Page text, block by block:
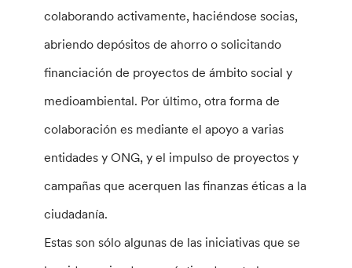
colaborando activamente, haciéndose socias,
abriendo depósitos de ahorro o solicitando
financiación de proyectos de ámbito social y
medioambiental. Por último, otra forma de
colaboración es mediante el apoyo a varias
entidades y ONG, y el impulso de proyectos y
campañas que acerquen las finanzas éticas a la
ciudadanía.
Estas son sólo algunas de las iniciativas que se